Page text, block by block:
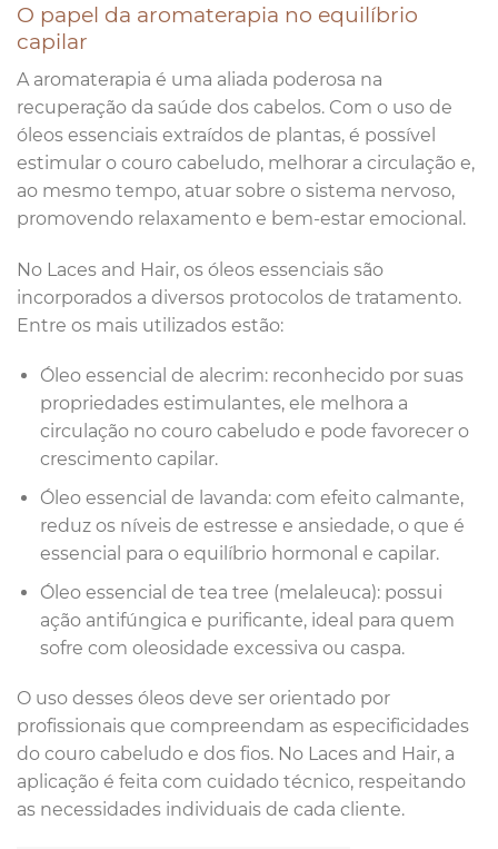
O papel da aromaterapia no equilíbrio
capilar
A aromaterapia é uma aliada poderosa na
recuperação da saúde dos cabelos. Com o uso de
óleos essenciais extraídos de plantas, é possível
estimular o couro cabeludo, melhorar a circulação e,
ao mesmo tempo, atuar sobre o sistema nervoso,
promovendo relaxamento e bem-estar emocional.
No Laces and Hair, os óleos essenciais são
incorporados a diversos protocolos de tratamento.
Entre os mais utilizados estão:
Óleo essencial de alecrim: reconhecido por suas
propriedades estimulantes, ele melhora a
circulação no couro cabeludo e pode favorecer o
crescimento capilar.
Óleo essencial de lavanda: com efeito calmante,
reduz os níveis de estresse e ansiedade, o que é
essencial para o equilíbrio hormonal e capilar.
Óleo essencial de tea tree (melaleuca): possui
ação antifúngica e purificante, ideal para quem
sofre com oleosidade excessiva ou caspa.
O uso desses óleos deve ser orientado por
profissionais que compreendam as especificidades
do couro cabeludo e dos fios. No Laces and Hair, a
aplicação é feita com cuidado técnico, respeitando
as necessidades individuais de cada cliente.